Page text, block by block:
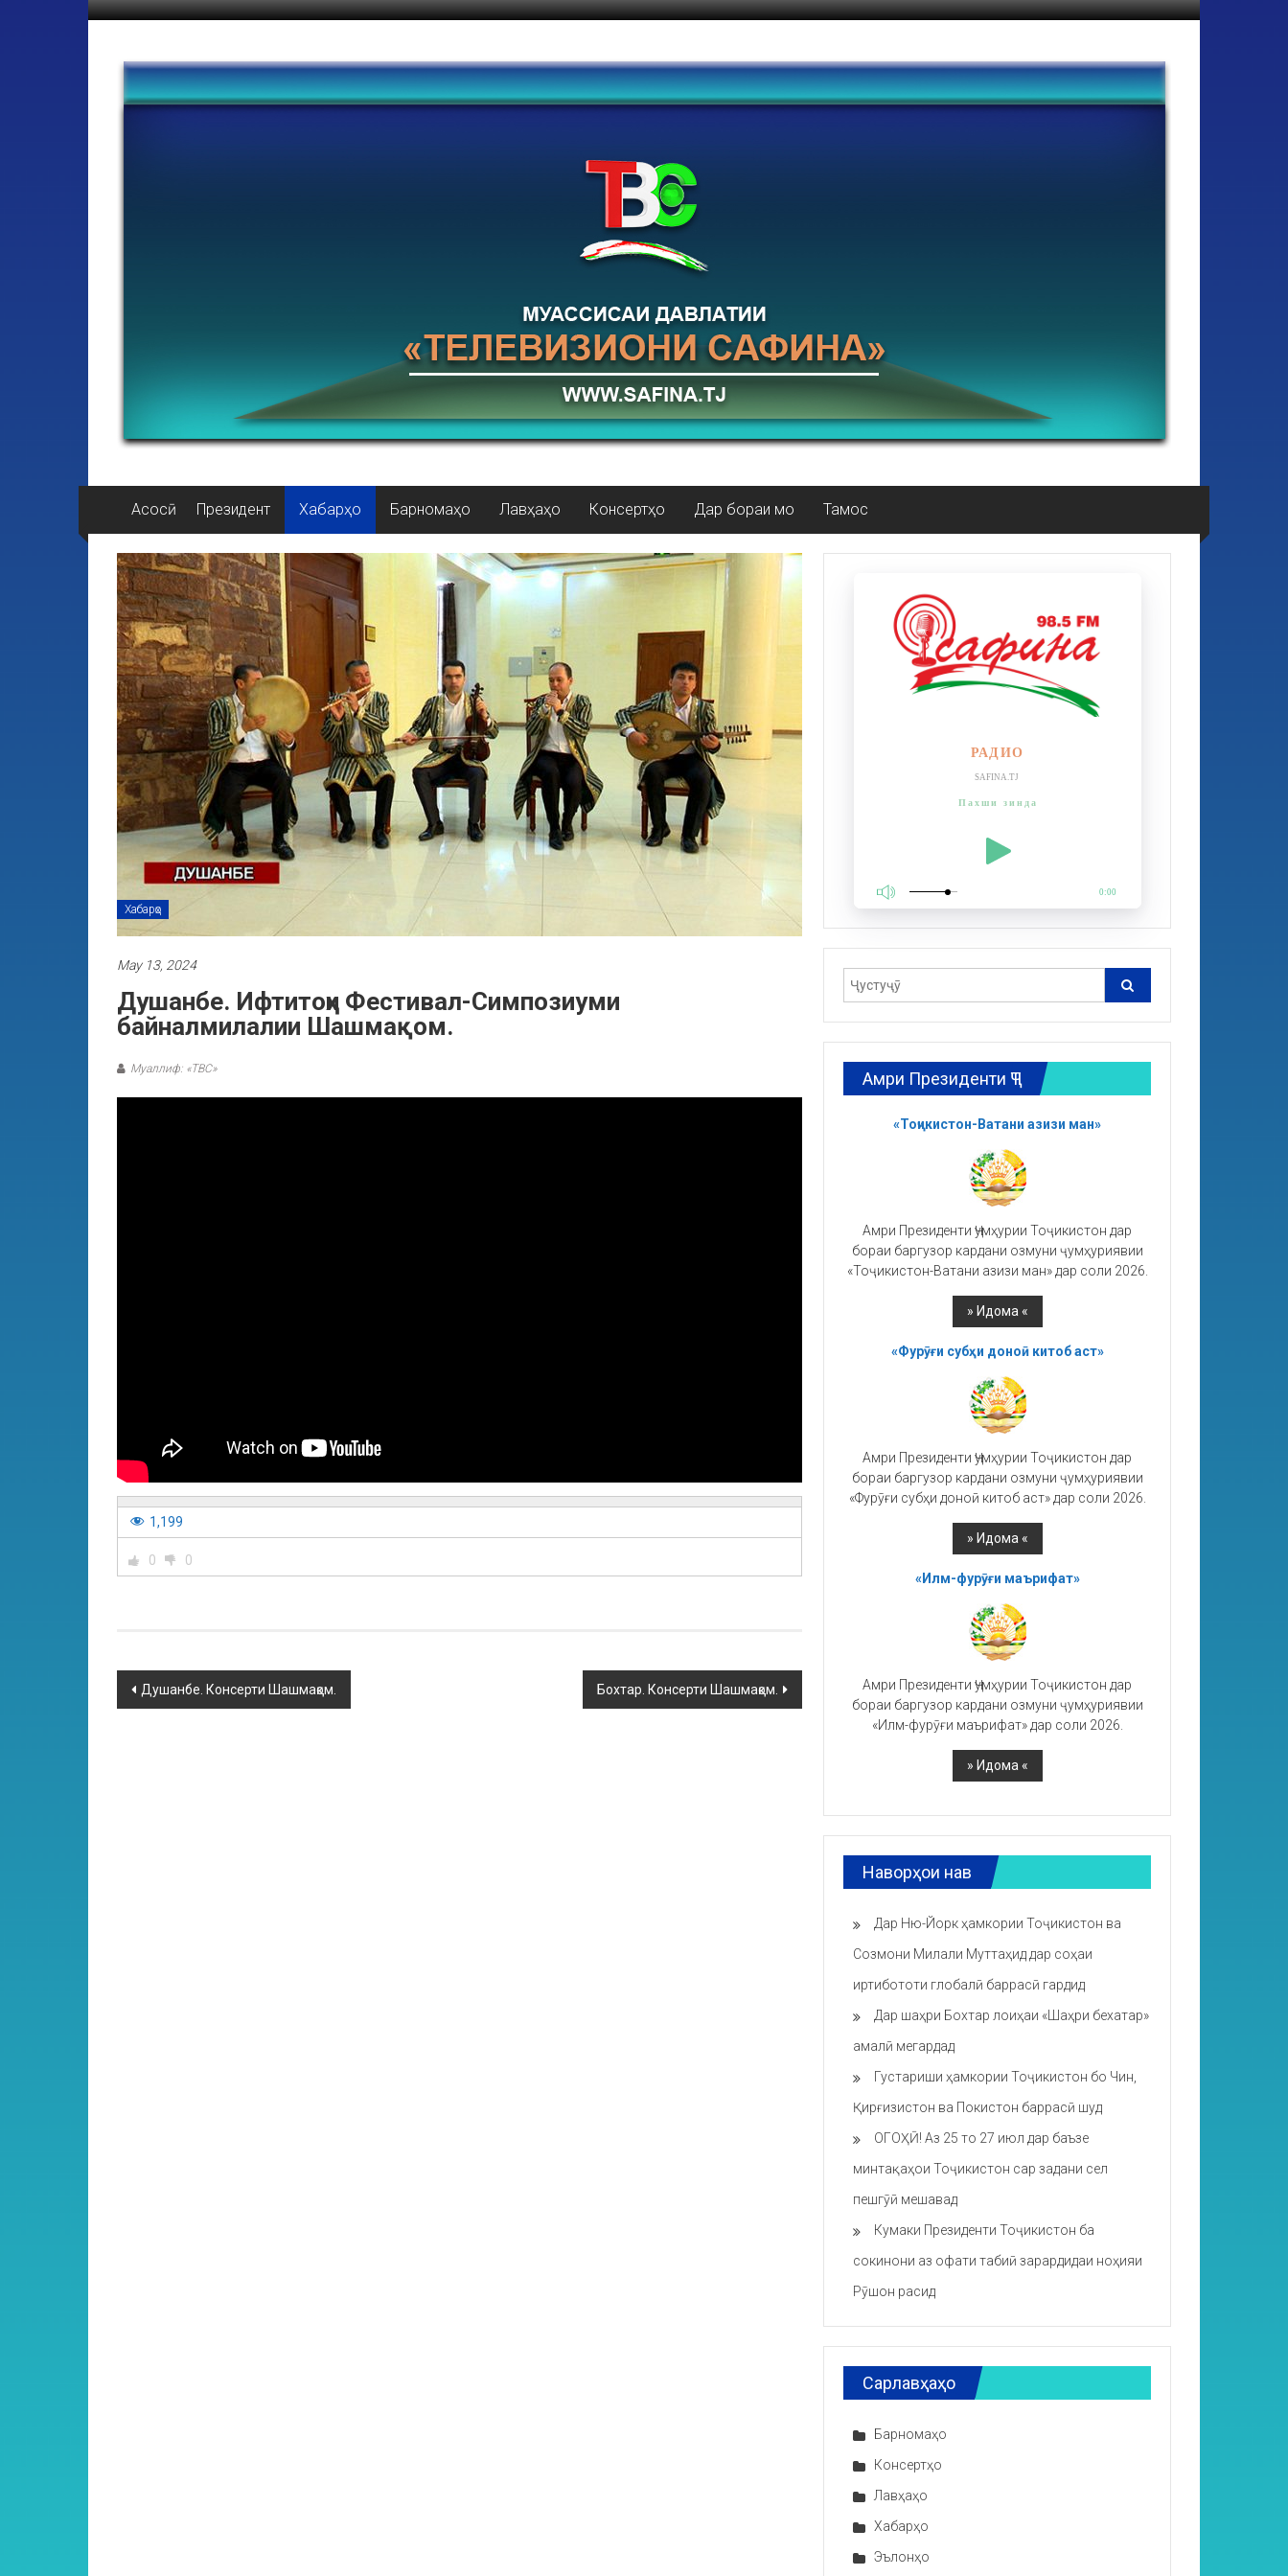
Асосӣ Президент Хабарҳо Барномаҳо Лавҳаҳо Консертҳо Дар бораи мо Тамос
Хабарҳо
May 13, 2024
Душанбе. Ифтитоҳи Фестивал-Симпозиуми
байналмилалии Шашмақом.
Муаллиф: «ТВС»
1,199
0 0
Душанбе. Консерти Шашмақом. Бохтар. Консерти Шашмақом.
РАДИО
SAFINA.TJ
Пахши зинда
0:00
Амри Президенти ҶТ
«Тоҷикистон-Ватани азизи ман»
Амри Президенти Ҷумҳурии Тоҷикистон дар
бораи баргузор кардани озмуни ҷумҳуриявии
«Тоҷикистон-Ватани азизи ман» дар соли 2026.
«Фурӯғи субҳи доноӣ китоб аст»
Амри Президенти Ҷумҳурии Тоҷикистон дар
бораи баргузор кардани озмуни ҷумҳуриявии
«Фурӯғи субҳи доноӣ китоб аст» дар соли 2026.
«Илм-фурӯғи маърифат»
Амри Президенти Ҷумҳурии Тоҷикистон дар
бораи баргузор кардани озмуни ҷумҳуриявии
«Илм-фурӯғи маърифат» дар соли 2026.
Наворҳои нав
Дар Ню-Йорк ҳамкории Тоҷикистон ва
Созмони Милали Муттаҳид дар соҳаи
иртибототи глобалӣ баррасӣ гардид
Дар шаҳри Бохтар лоиҳаи «Шаҳри бехатар»
амалӣ мегардад
Густариши ҳамкории Тоҷикистон бо Чин,
Қирғизистон ва Покистон баррасӣ шуд
ОГОҲӢ! Аз 25 то 27 июл дар баъзе
минтақаҳои Тоҷикистон сар задани сел
пешгӯӣ мешавад
Кумаки Президенти Тоҷикистон ба
сокинони аз офати табиӣ зарардидаи ноҳияи
Рӯшон расид
Сарлавҳаҳо
Барномаҳо
Консертҳо
Лавҳаҳо
Хабарҳо
Эълонҳо